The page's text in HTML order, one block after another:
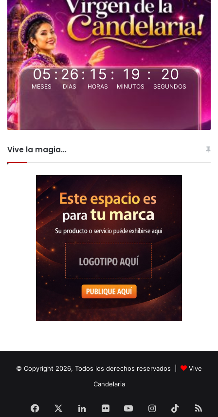
05
MESES
:26
DIAS
:15
HORAS
: 19
MINUTOS
: 20
SEGUNDOS
Vive la magia...
© Copyright 2026, Todos los derechos reservados |
Vive
Candelaria
Facebook LinkedInFlickr YouTubeInstagram
TikTok